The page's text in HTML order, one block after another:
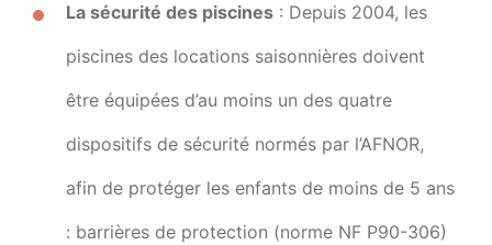
La sécurité des piscines : Depuis 2004, les
piscines des locations saisonnières doivent
être équipées d’au moins un des quatre
dispositifs de sécurité normés par l’AFNOR,
afin de protéger les enfants de moins de 5 ans
: barrières de protection (norme NF P90-306)